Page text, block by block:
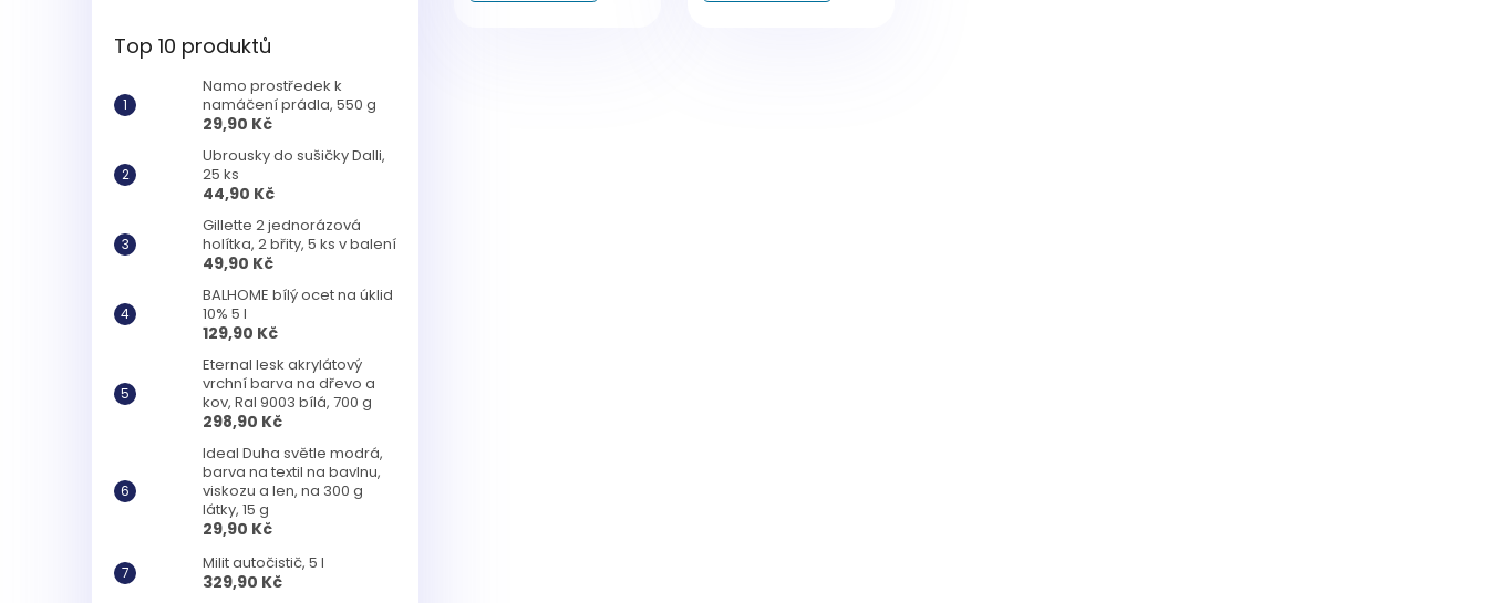
Top 10 produktů
Namo prostředek k
namáčení prádla, 550 g
29,90 Kč
Ubrousky do sušičky Dalli,
25 ks
44,90 Kč
Gillette 2 jednorázová
holítka, 2 břity, 5 ks v balení
49,90 Kč
BALHOME bílý ocet na úklid
10% 5 l
129,90 Kč
Eternal lesk akrylátový
vrchní barva na dřevo a
kov, Ral 9003 bílá, 700 g
298,90 Kč
Ideal Duha světle modrá,
barva na textil na bavlnu,
viskozu a len, na 300 g
látky, 15 g
29,90 Kč
Milit autočistič, 5 l
329,90 Kč